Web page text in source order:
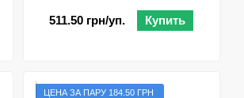
511.50 грн/уп. Купить
ЦЕНА ЗА ПАРУ 184.50 ГРН